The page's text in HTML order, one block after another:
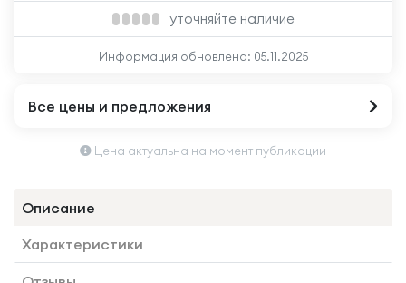
уточняйте наличие
Информация обновлена: 05.11.2025
Все цены и предложения
Цена актуальна на момент публикации
Описание
Характеристики